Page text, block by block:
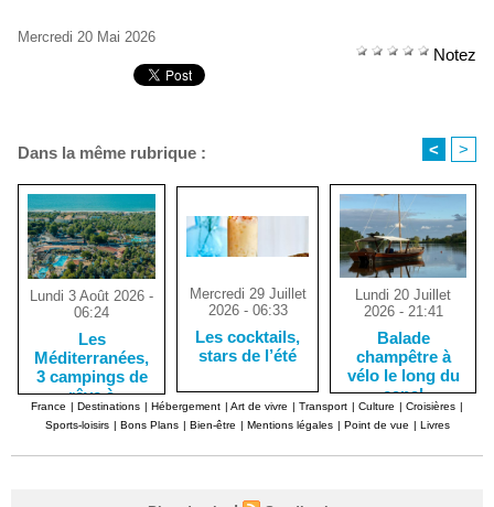
Mercredi 20 Mai 2026
Notez
Dans la même rubrique : < >
Lundi 3 Août 2026 -
06:24
Les
Méditerranées,
3 campings de
rêve à
Marseillan-
Plage
Mercredi 29 Juillet
2026 - 06:33
Les cocktails,
stars de l’été
Lundi 20 Juillet
2026 - 21:41
Balade
champêtre à
vélo le long du
canal
d’Orléans, dans
le Loiret
France | Destinations | Hébergement | Art de vivre | Transport | Culture | Croisières |
Sports-loisirs | Bons Plans | Bien-être | Mentions légales | Point de vue | Livres